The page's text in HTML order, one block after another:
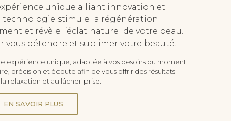
unique alliant innovation et
technologie stimule la régénération
et révèle l’éclat naturel de votre peau.
vous détendre et sublimer votre beauté.
expérience unique, adaptée à vos besoins du moment.
précision et écoute afin de vous offrir des résultats
relaxation et au lâcher-prise.
EN SAVOIR PLUS